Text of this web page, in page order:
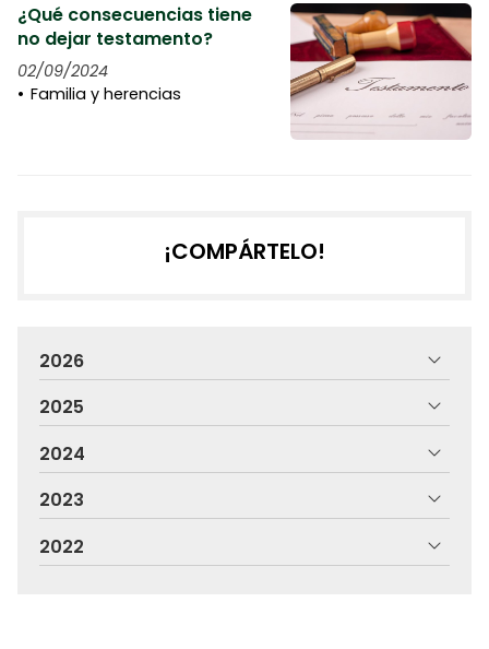
¿Qué consecuencias tiene
no dejar testamento?
02/09/2024
Familia y herencias
¡COMPÁRTELO!
2026
2025
2024
2023
2022